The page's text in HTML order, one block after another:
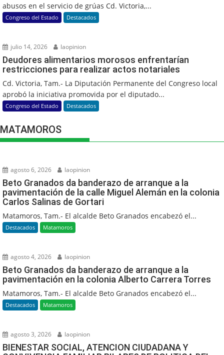
abusos en el servicio de grúas Cd. Victoria,...
Congreso del Estado Destacados
julio 14, 2026 laopinion
Deudores alimentarios morosos enfrentarían
restricciones para realizar actos notariales
Cd. Victoria, Tam.- La Diputación Permanente del Congreso local
aprobó la iniciativa promovida por el diputado...
Congreso del Estado Destacados
MATAMOROS
agosto 6, 2026 laopinion
Beto Granados da banderazo de arranque a la
pavimentación de la calle Miguel Alemán en la colonia
Carlos Salinas de Gortari
Matamoros, Tam.- El alcalde Beto Granados encabezó el...
Destacados Matamoros
agosto 4, 2026 laopinion
Beto Granados da banderazo de arranque a la
pavimentación en la colonia Alberto Carrera Torres
Matamoros, Tam.- El alcalde Beto Granados encabezó el...
Destacados Matamoros
agosto 3, 2026 laopinion
BIENESTAR SOCIAL, ATENCION CIUDADANA Y